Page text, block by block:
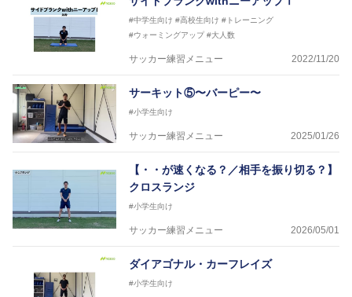
#中学生向け #高校生向け #トレーニング
#ウォーミングアップ #大人数
サッカー練習メニュー 2022/11/20
サーキット⑤〜バーピー〜
#小学生向け
サッカー練習メニュー 2025/01/26
【・・が速くなる？／相手を振り切る？】
クロスランジ
#小学生向け
サッカー練習メニュー 2026/05/01
ダイアゴナル・カーフレイズ
#小学生向け